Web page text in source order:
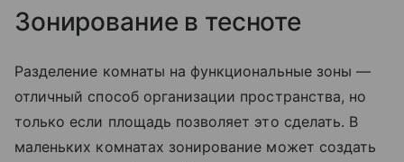
Зонирование в тесноте
Разделение комнаты на функциональные зоны —
отличный способ организации пространства, но
только если площадь позволяет это сделать. В
маленьких комнатах зонирование может создать